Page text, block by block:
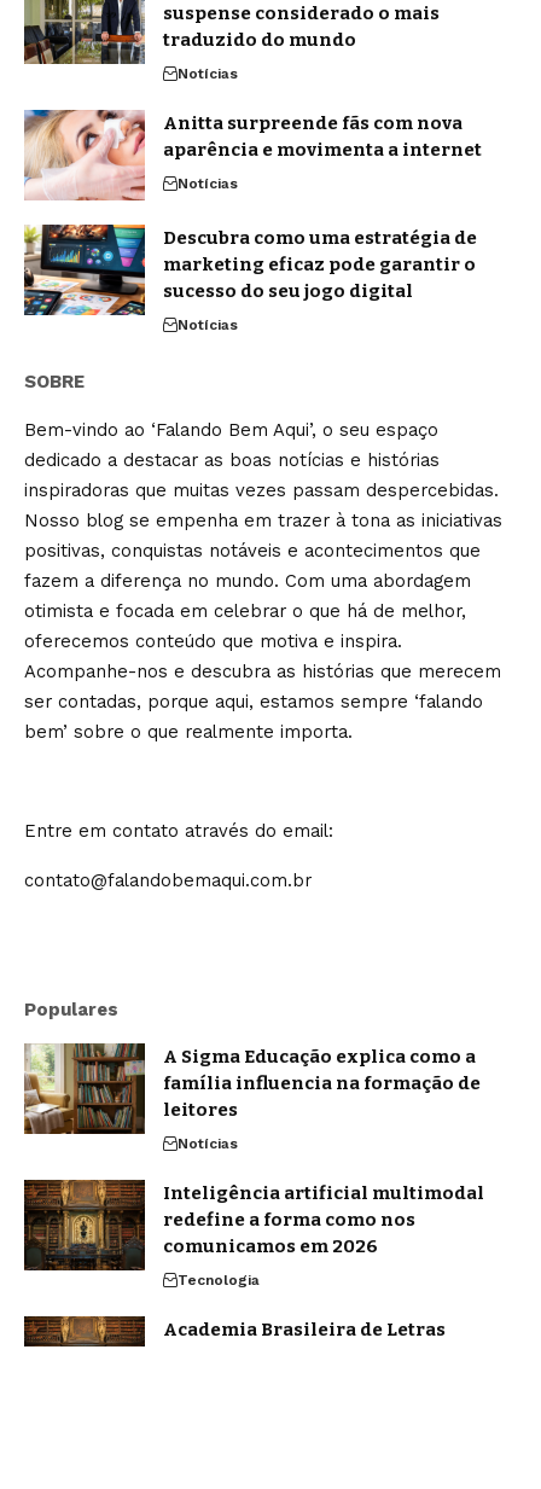
suspense considerado o mais
traduzido do mundo
Notícias
Anitta surpreende fãs com nova
aparência e movimenta a internet
Notícias
Descubra como uma estratégia de
marketing eficaz pode garantir o
sucesso do seu jogo digital
Notícias
SOBRE
Bem-vindo ao ‘Falando Bem Aqui’, o seu espaço
dedicado a destacar as boas notícias e histórias
inspiradoras que muitas vezes passam despercebidas.
Nosso blog se empenha em trazer à tona as iniciativas
positivas, conquistas notáveis e acontecimentos que
fazem a diferença no mundo. Com uma abordagem
otimista e focada em celebrar o que há de melhor,
oferecemos conteúdo que motiva e inspira.
Acompanhe-nos e descubra as histórias que merecem
ser contadas, porque aqui, estamos sempre ‘falando
bem’ sobre o que realmente importa.
Entre em contato através do email:
contato@falandobemaqui.com.br
Populares
A Sigma Educação explica como a
família influencia na formação de
leitores
Notícias
Inteligência artificial multimodal
redefine a forma como nos
comunicamos em 2026
Tecnologia
Academia Brasileira de Letras